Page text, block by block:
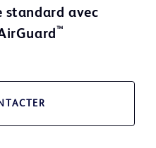
standard avec
™